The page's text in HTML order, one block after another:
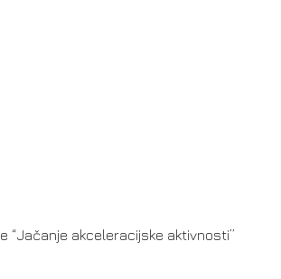
“Jačanje akceleracijske aktivnosti”